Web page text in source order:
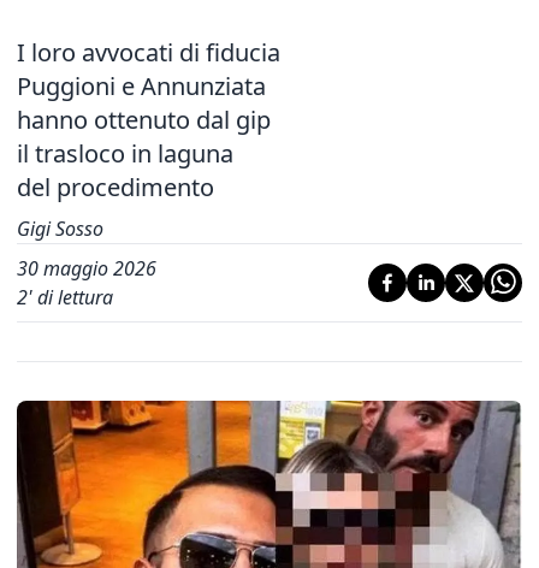
I loro avvocati di fiducia
Puggioni e Annunziata
hanno ottenuto dal gip
il trasloco in laguna
del procedimento
Gigi Sosso
30 maggio 2026
2' di lettura